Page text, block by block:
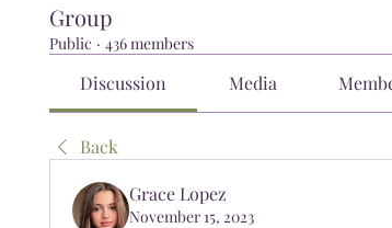
Group
Public · 436 members
Discussion Media
Back
Grace Lopez
November 15, 2023